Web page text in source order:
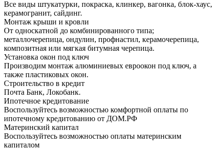
Все виды штукатурки, покраска, клинкер, вагонка, блок-хаус,
керамогранит, сайдинг.
Монтаж крыши и кровли
От односкатной до комбинированного типа;
металлочерепица, ондулин, профнастил, керамочерепица,
композитная или мягкая битумная черепица.
Установка окон под ключ
Производим монтаж алюминиевых евроокон под ключ, а
также пластиковых окон.
Строительство в кредит
Почта Банк, Локобанк.
Ипотечное кредитование
Воспользуйтесь возможностью комфортной оплаты по
ипотечному кредитованию от ДОМ.РФ
Материнский капитал
Воспользуйтесь возможностью оплаты материнским
капиталом